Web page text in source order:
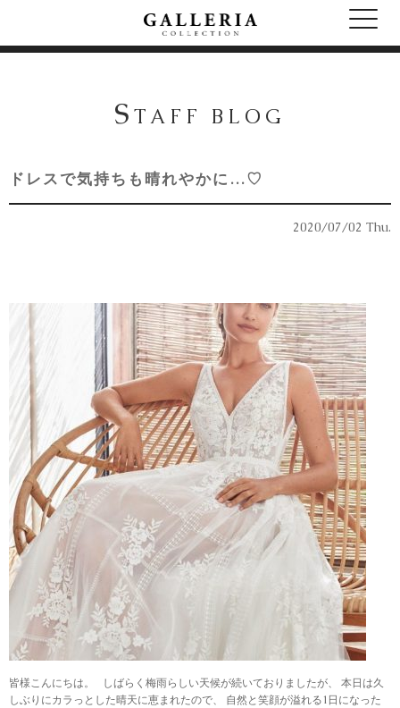
S TAFF BLOG
ドレスで気持ちも晴れやかに…♡
2020/07/02 Thu.
皆様こんにちは。 しばらく梅雨らしい天候が続いておりましたが、 本日は久
しぶりにカラっとした晴天に恵まれたので、 自然と笑顔が溢れる1日になった